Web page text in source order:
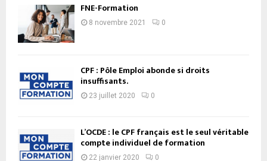
FNE-Formation
8 novembre 2021 0
CPF : Pôle Emploi abonde si droits
insuffisants.
23 juillet 2020 0
L’OCDE : le CPF français est le seul véritable
compte individuel de formation
22 janvier 2020 0